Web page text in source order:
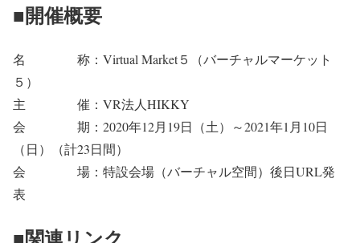
■開催概要
名 称：Virtual Market５（バーチャルマーケット
５）
主 催：VR法人HIKKY
会 期：2020年12月19日（土）～2021年1月10日
（日）（計23日間）
会 場：特設会場（バーチャル空間）後日URL発
表